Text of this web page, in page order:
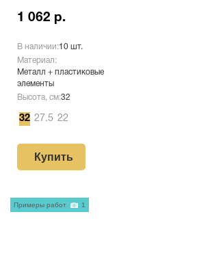
1 062 р.
В наличии:10 шт.
Материал:
Металл + пластиковые
элементы
Высота, см:32
32 27.5 22
Купить
Примеры работ 1